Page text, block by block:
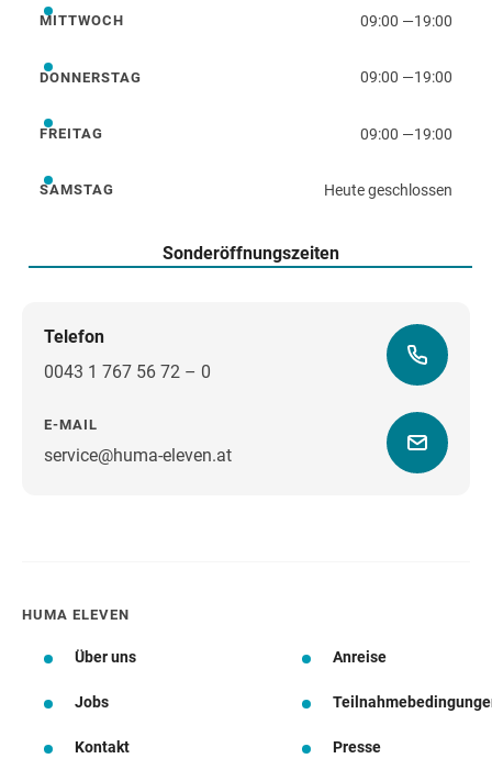
Mittwoch
MITTWOCH 09:00 —19:00
Donnerstag
DONNERSTAG 09:00 —19:00
Freitag
FREITAG 09:00 —19:00
Samstag
SAMSTAG Heute geschlossen
Sonderöffnungszeiten
Telefon
0043 1 767 56 72 – 0
E-MAIL
service@huma-eleven.atWegbeschreibung
HUMA ELEVEN
Über uns Anreise
Jobs
Kontakt Presse